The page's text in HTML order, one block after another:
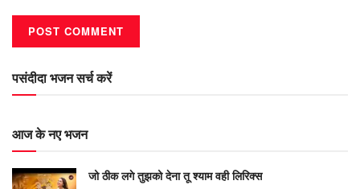
पसंदीदा भजन सर्च करें
आज के नए भजन
जो ठीक लगे तुझको देना तू श्याम वही लिरिक्स